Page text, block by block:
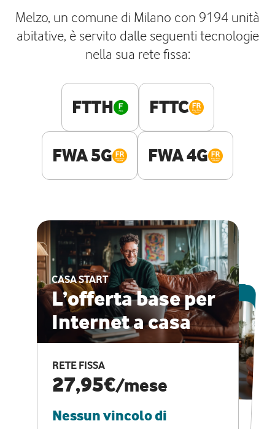
Melzo, un comune di Milano con 9194 unità
abitative, è servito dalle seguenti tecnologie
nella sua rete fissa:
FTTH FTTC
FWA 5G FWA 4G
CASA START
L’offerta base per
Internet a casa
RETE FISSA
27,95€/mese
Nessun vincolo di
ESCLUSIVA ONLINE
CASA PRO
Internet veloce e
vantaggi speciali
RETE FISSA + VODAFONE CLUB